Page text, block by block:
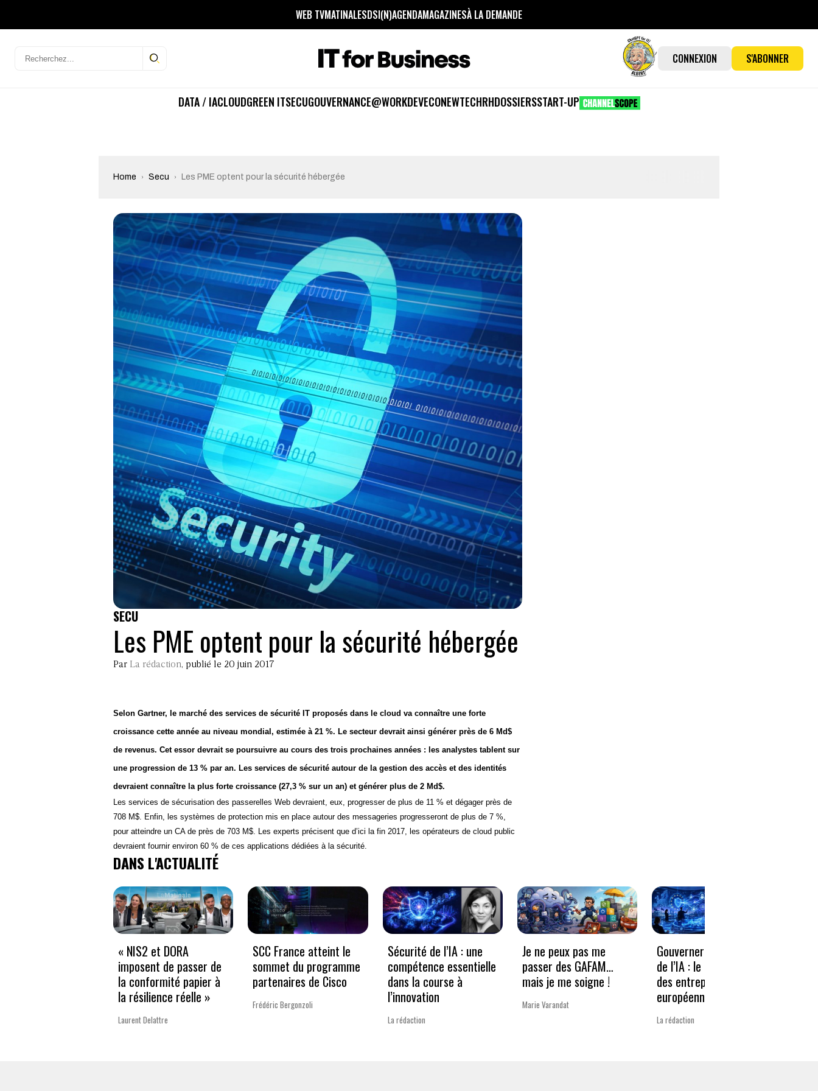
WEB TVMATINALESDSI(N)AGENDAMAGAZINESÀ LA DEMANDE
CONNEXION S'ABONNER
DATA / IACLOUDGREEN ITSECUGOUVERNANCE@WORKDEVECONEWTECHRHDOSSIERSSTART-UP
Home Secu Les PME optent pour la sécurité hébergée
SECU
Les PME optent pour la sécurité hébergée
Par La rédaction, publié le 20 juin 2017
Selon Gartner, le marché des services de sécurité IT proposés dans le cloud va connaître une forte
croissance cette année au niveau mondial, estimée à 21 %. Le secteur devrait ainsi générer près de 6 Md$
de revenus. Cet essor devrait se poursuivre au cours des trois prochaines années : les analystes tablent sur
une progression de 13 % par an. Les services de sécurité autour de la gestion des accès et des identités
devraient connaître la plus forte croissance (27,3 % sur un an) et générer plus de 2 Md$.
Les services de sécurisation des passerelles Web devraient, eux, progresser de plus de 11 % et dégager près de
708 M$. Enfin, les systèmes de protection mis en place autour des messageries progresseront de plus de 7 %,
pour atteindre un CA de près de 703 M$. Les experts précisent que d’ici la fin 2017, les opérateurs de cloud public
devraient fournir environ 60 % de ces applications dédiées à la sécurité.
DANS L'ACTUALITÉ
« NIS2 et DORA
imposent de passer de
la conformité papier à
la résilience réelle »
Laurent Delattre
SCC France atteint le
sommet du programme
partenaires de Cisco
Frédéric Bergonzoli
Sécurité de l’IA : une
compétence essentielle
dans la course à
l’innovation
La rédaction
Je ne peux pas me
passer des GAFAM…
mais je me soigne !
Marie Varandat
Gouverner à la vitesse
de l’IA : le nouveau défi
des entreprises
européennes
La rédaction